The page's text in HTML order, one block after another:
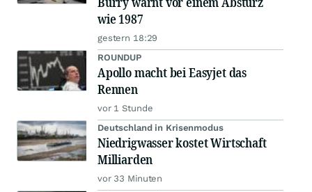
wie 1987
gestern 18:29
ROUNDUP
Apollo macht bei Easyjet das
Rennen
vor 1 Stunde
Deutschland in Krisenmodus
Niedrigwasser kostet Wirtschaft
Milliarden
vor 33 Minuten